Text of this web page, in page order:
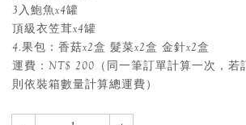
3入鮑魚x4罐
頂級衣笠茸x4罐
4.果包：香菇x2盒 髮菜x2盒 金針x2盒
運費：NT$ 200（同一筆訂單計算一次，若
則依裝箱數量計算總運費）